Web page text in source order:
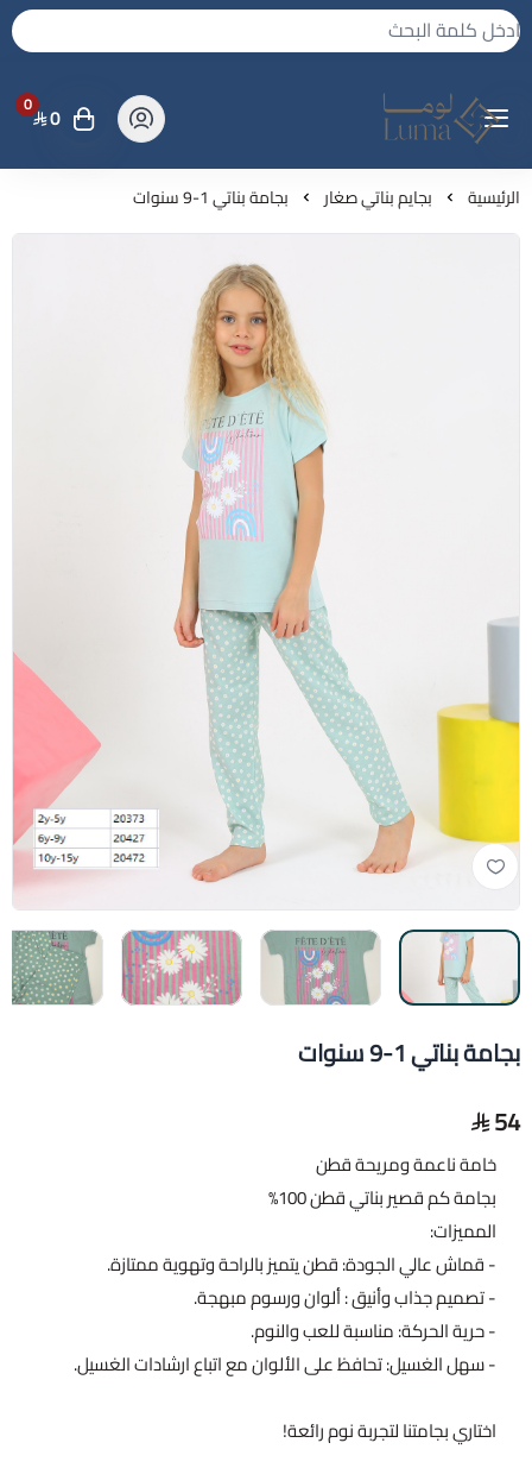
لوما - بجامه واكثر
0 0
الرئيسية بجايم بناتي صغار بجامة بناتي 1-9 سنوات
بجامة بناتي 1-9 سنوات
54
خامة ناعمة ومريحة قطن
بجامة كم قصير بناتي قطن 100%
المميزات:
- قماش عالي الجودة: قطن يتميز بالراحة وتهوية ممتازة.
- تصميم جذاب وأنيق : ألوان ورسوم مبهجة.
- حرية الحركة: مناسبة للعب والنوم.
- سهل الغسيل: تحافظ على الألوان مع اتباع ارشادات الغسيل.
اختاري بجامتنا لتجربة نوم رائعة!